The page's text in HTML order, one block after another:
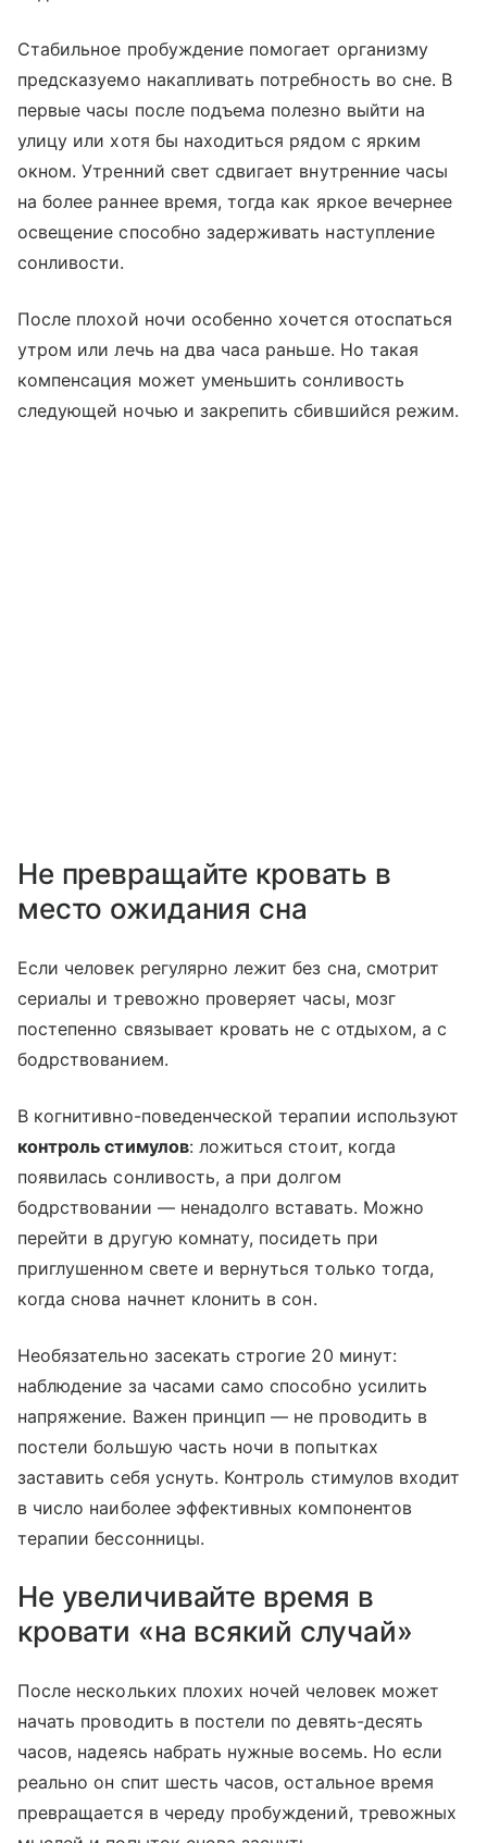
Стабильное пробуждение помогает организму
предсказуемо накапливать потребность во сне. В
первые часы после подъема полезно выйти на
улицу или хотя бы находиться рядом с ярким
окном. Утренний свет сдвигает внутренние часы
на более раннее время, тогда как яркое вечернее
освещение способно задерживать наступление
сонливости.
После плохой ночи особенно хочется отоспаться
утром или лечь на два часа раньше. Но такая
компенсация может уменьшить сонливость
следующей ночью и закрепить сбившийся режим.
Не превращайте кровать в
место ожидания сна
Если человек регулярно лежит без сна, смотрит
сериалы и тревожно проверяет часы, мозг
постепенно связывает кровать не с отдыхом, а с
бодрствованием.
В когнитивно-поведенческой терапии используют
контроль стимулов: ложиться стоит, когда
появилась сонливость, а при долгом
бодрствовании — ненадолго вставать. Можно
перейти в другую комнату, посидеть при
приглушенном свете и вернуться только тогда,
когда снова начнет клонить в сон.
Необязательно засекать строгие 20 минут:
наблюдение за часами само способно усилить
напряжение. Важен принцип — не проводить в
постели большую часть ночи в попытках
заставить себя уснуть. Контроль стимулов входит
в число наиболее эффективных компонентов
терапии бессонницы.
Не увеличивайте время в
кровати «на всякий случай»
После нескольких плохих ночей человек может
начать проводить в постели по девять-десять
часов, надеясь набрать нужные восемь. Но если
реально он спит шесть часов, остальное время
превращается в череду пробуждений, тревожных